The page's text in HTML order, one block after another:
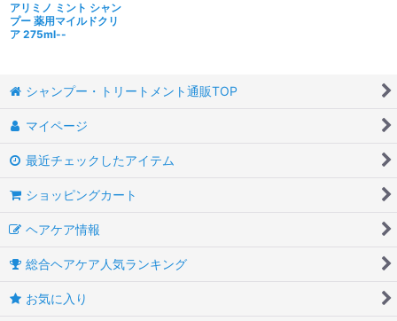
アリミノ ミント シャン
プー 薬用マイルドクリ
ア 275ml--
シャンプー・トリートメント通販TOP
マイページ
最近チェックしたアイテム
ショッピングカート
ヘアケア情報
総合ヘアケア人気ランキング
お気に入り